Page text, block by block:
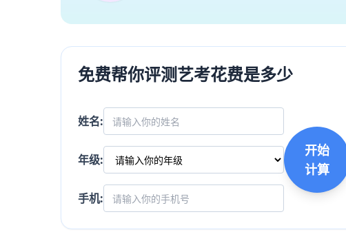
免费帮你评测艺考花费是多少
姓名:
年级:
手机:
开始
计算